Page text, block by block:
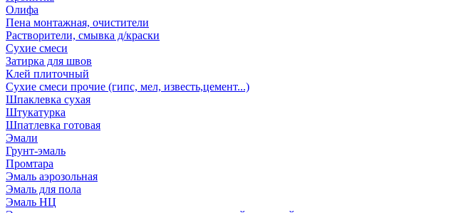
Олифа
Пена монтажная, очистители
Растворители, смывка д/краски
Сухие смеси
Затирка для швов
Клей плиточный
Сухие смеси прочие (гипс, мел, известь,цемент...)
Шпаклевка сухая
Штукатурка
Шпатлевка готовая
Эмали
Грунт-эмаль
Промтара
Эмаль аэрозольная
Эмаль для пола
Эмаль НЦ